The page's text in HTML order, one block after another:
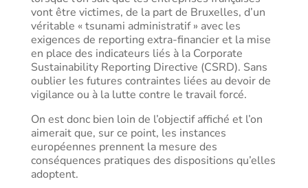
vont être victimes, de la part de Bruxelles, d’un
véritable « tsunami administratif » avec les
exigences de reporting extra-financier et la mise
en place des indicateurs liés à la Corporate
Sustainability Reporting Directive (CSRD). Sans
oublier les futures contraintes liées au devoir de
vigilance ou à la lutte contre le travail forcé.
On est donc bien loin de l’objectif affiché et l’on
aimerait que, sur ce point, les instances
européennes prennent la mesure des
conséquences pratiques des dispositions qu’elles
adoptent.